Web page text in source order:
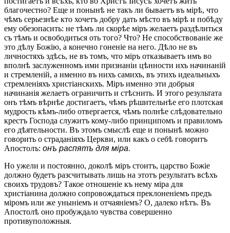
благочестно? Еще и понынѣ не такъ ли бываетъ въ мірѣ, что
чѣмъ серьезнѣе кто хочетъ добру дать мѣсто въ мірѣ и побѣду
ему обезопасить: не тѣмъ ли скорѣе міръ желаетъ раздѣлиться
съ тѣмъ и освободиться оть того? Что? Не способствованіе же
это дѣлу Божію, а конечно гоненіе на него. Дѣло не въ
личностяхъ здѣсь, не въ томъ, что міръ отказываетъ имъ во
вполнѣ заслуженномъ ими признаніи цѣнности ихъ начинаній
и стремленій, а именно въ нихъ самихъ, въ этихъ идеальныхъ
стремленіяхъ христіанскихъ. Міръ именно эти добрыя
начинанія желаетъ ограничить и стѣснить. И этого результата
онъ тѣмъ вѣрнѣе достигаетъ, чѣмъ рѣшительнѣе его плотская
мудрость кѣмъ-либо отвергается, чѣмъ полнѣе слѣдовательно
крестъ Господа служитъ кому-либо принципомъ и правиломъ
его дѣятельности. Въ этомъ смыслѣ еще и понынѣ можно
говорить о страданіяхъ Церкви, или какъ о себѣ говоритъ
Апостолъ: онъ распятъ для міра.
Но ужели и постоянно, доколѣ міръ стоитъ, царство Божіе
должно будетъ разсчитывать лишь на этотъ результатъ всѣхъ
своихъ трудовъ? Такое отношеніе къ нему міра для
христіанина должно сопровождаться преклоненіемъ предъ
міромъ или же уныніемъ и отчаяніемъ? О, далеко нѣтъ. Въ
Апостолѣ оно пробуждало чувства совершенно
противуположныя.